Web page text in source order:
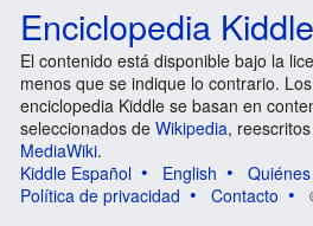
Enciclopedia Kiddle
El contenido está disponible bajo la
menos que se indique lo contrario.
enciclopedia Kiddle se basan en
seleccionados de Wikipedia,
MediaWiki.
Kiddle Español
English
Política de privacidad
Contacto